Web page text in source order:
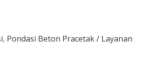
, Pondasi Beton Pracetak / Layanan